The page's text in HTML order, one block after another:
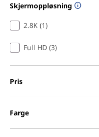
Skjermoppløsning
2.8K (1)
Full HD (3)
Pris
Farge